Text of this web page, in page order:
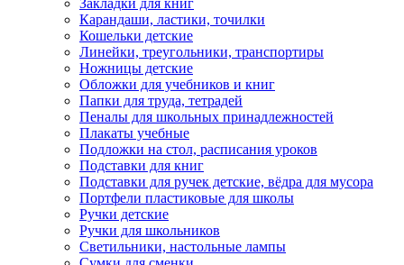
Закладки для книг
Карандаши, ластики, точилки
Кошельки детские
Линейки, треугольники, транспортиры
Ножницы детские
Обложки для учебников и книг
Папки для труда, тетрадей
Пеналы для школьных принадлежностей
Плакаты учебные
Подложки на стол, расписания уроков
Подставки для книг
Подставки для ручек детские, вёдра для мусора
Портфели пластиковые для школы
Ручки детские
Ручки для школьников
Светильники, настольные лампы